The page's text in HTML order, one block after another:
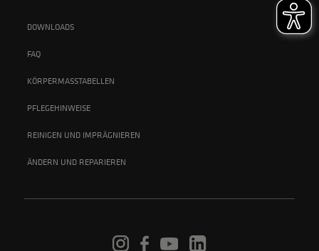
DOWNLOADS
FAQ
KÖRPERMASSTABELLEN
PFLEGEHINWEISE
REINIGEN UND IMPRÄGNIEREN
ÄNDERN UND REPARIEREN